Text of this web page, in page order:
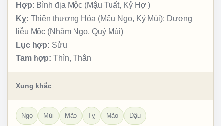
Hợp: Bình địa Mộc (Mậu Tuất, Kỷ Hợi)
Kỵ: Thiên thượng Hỏa (Mậu Ngọ, Kỷ Mùi); Dương
liễu Mộc (Nhâm Ngọ, Quý Mùi)
Lục hợp: Sửu
Tam hợp: Thìn, Thân
Xung khắc
Ngọ Mùi Mão Tỵ Mão Dậu